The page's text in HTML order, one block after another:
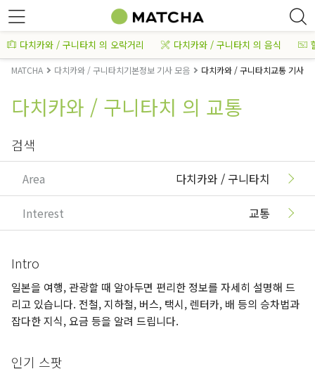
다치카와 / 구니타치 의 오락거리 다치카와 / 구니타치 의 음식
MATCHA 다치카와 / 구니타치기본정보 기사 모음 다치카와 / 구니타치교통 기사
다치카와 / 구니타치 의 교통
검색
Area 다치카와 / 구니타치
Interest 교통
Intro
일본을 여행, 관광할 때 알아두면 편리한 정보를 자세히 설명해 드
리고 있습니다. 전철, 지하철, 버스, 택시, 렌터카, 배 등의 승차법과
잡다한 지식, 요금 등을 알려 드립니다.
인기 스팟